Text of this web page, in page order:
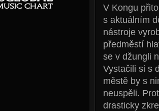
V Kongu
s aktuálním
nástroje
předměstí
se v džungli
Vystačili si s
městě by s
neuspěli.
drasticky